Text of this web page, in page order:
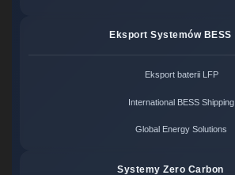
Eksport Systemów BESS
Eksport baterii LFP
International BESS Shipping
Global Energy Solutions
Systemy Zero Carbon